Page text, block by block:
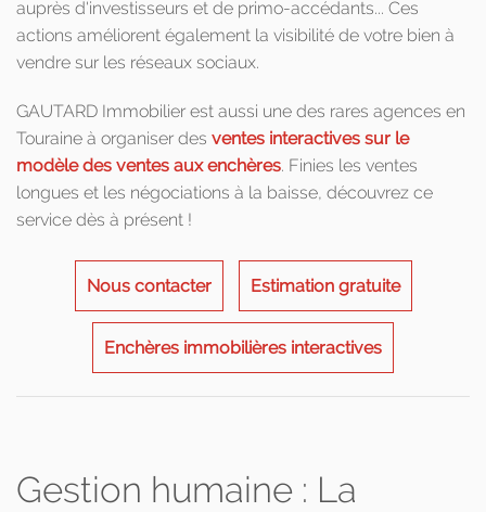
auprès d'investisseurs et de primo-accédants... Ces
actions améliorent également la visibilité de votre bien à
vendre sur les réseaux sociaux.
GAUTARD Immobilier est aussi une des rares agences en
Touraine à organiser des ventes interactives sur le
modèle des ventes aux enchères. Finies les ventes
longues et les négociations à la baisse, découvrez ce
service dès à présent !
Nous contacter Estimation gratuite
Enchères immobilières interactives
Gestion humaine : La